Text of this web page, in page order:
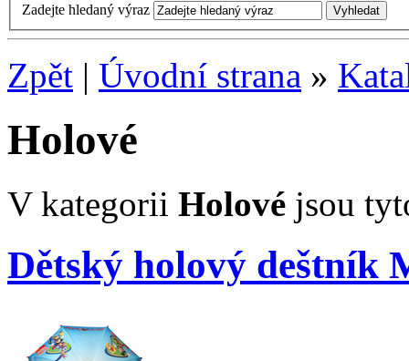
Zadejte hledaný výraz
Zpět | Úvodní strana »
Holové
V kategorii Holové jsou
Dětský holový deštník